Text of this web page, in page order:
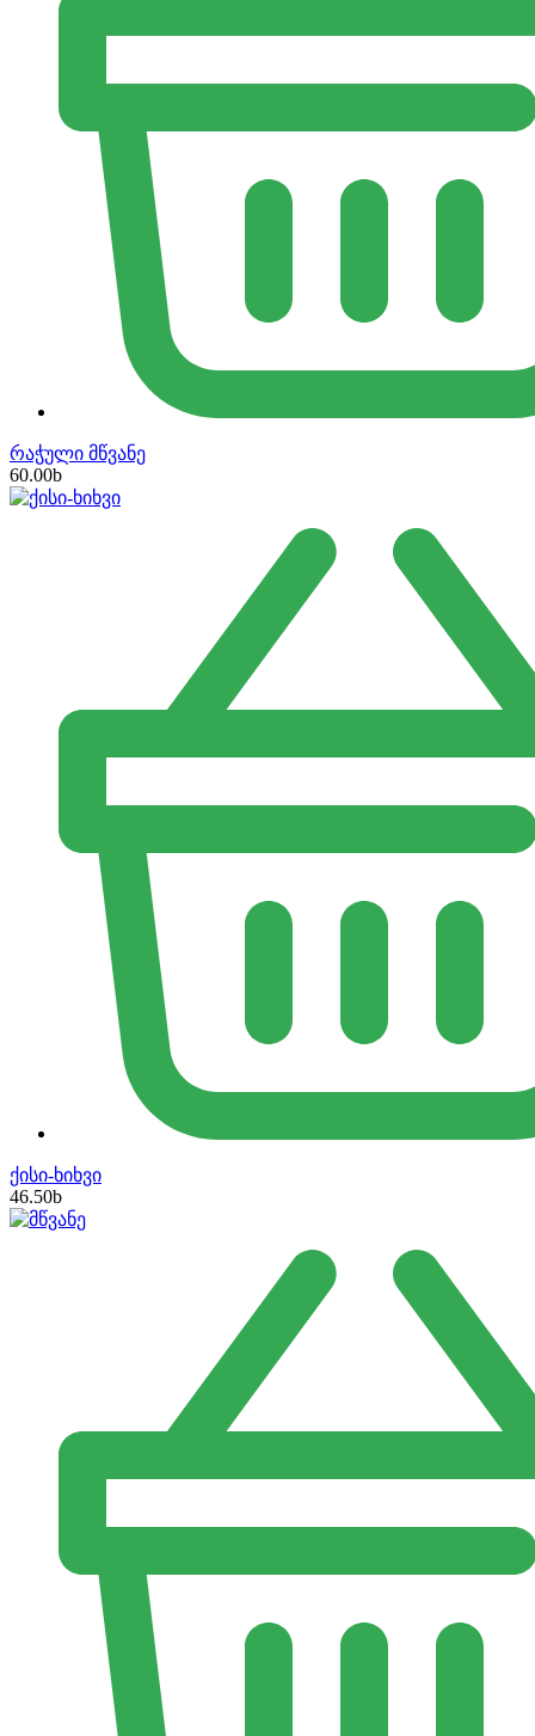
რაჭული მწვანე
60.00b
ქისი-ხიხვი
46.50b